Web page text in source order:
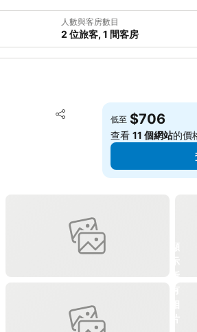
人數與客房數目
2 位旅客, 1 間客房
分享
放到收藏夾
低至 $706
查看11 個網站的價